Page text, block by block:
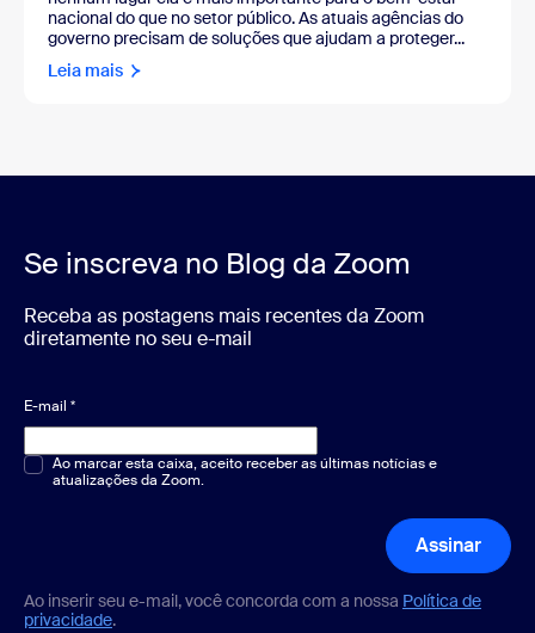
nacional do que no setor público. As atuais agências do
governo precisam de soluções que ajudam a proteger...
Leia mais
Se inscreva no Blog da Zoom
Receba as postagens mais recentes da Zoom
diretamente no seu e-mail
E-mail *
Múltipla escolha ou resposta única*
Ao marcar esta caixa, aceito receber as últimas notícias e
atualizações da Zoom.
Assinar
Ao inserir seu e-mail, você concorda com a nossa Política de
privacidade.